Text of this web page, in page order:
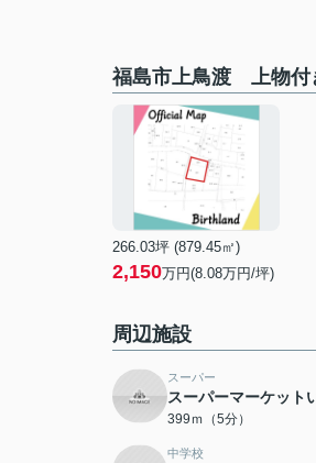
福島市上鳥渡 上物付
266.03坪 (879.45㎡)
2,150万円(8.08万円/坪)
周辺施設
スーパー
スーパーマーケット
399ｍ（5分）
中学校